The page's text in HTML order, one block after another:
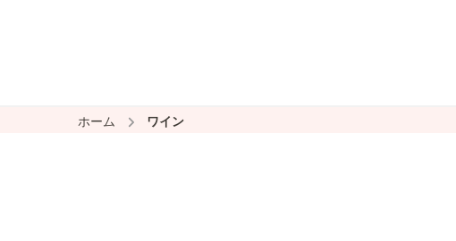
ホーム ワイン